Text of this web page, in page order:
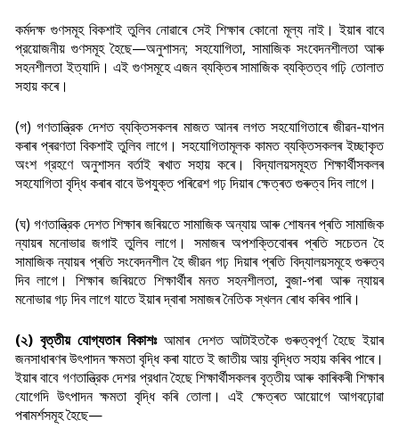
কর্মদক্ষ গুণসমূহ বিকশাই তুলিব নোৱাৰে সেই শিক্ষাৰ কোনো মূল্য নাই। ইয়াৰ বাবে
প্রয়োজনীয়গুণসমূহ হৈছে—অনুশাসন; সহযোগিতা, সামাজিক সংবেদনশীলতা আৰু
সহনশীলতা ইত্যাদি। এই গুণসমূহে এজন ব্যক্তিৰ সামাজিক ব্যক্তিত্ব গঢ়ি তোলাত
সহায় কৰে।
(গ) গণতান্ত্রিক দেশত ব্যক্তিসকলৰ মাজত আনৰ লগত সহযোগিতাৰে জীৱন-যাপন
কৰাৰ প্ৰৱণতা বিকশাই তুলিব লাগে। সহযোগিতামূলক কামত ব্যক্তিসকলৰ ইচ্ছাকৃত
অংশ গ্রহণে অনুশাসন বর্তাই ৰখাত সহায় কৰে। বিদ্যালয়সমূহত শিক্ষার্থীসকলৰ
সহযোগিতা বৃদ্ধি কৰাৰ বাবে উপযুক্ত পৰিৱেশ গঢ় দিয়াৰ ক্ষেত্ৰত গুৰুত্ব দিব লাগে।
(ঘ) গণতান্ত্রিক দেশত শিক্ষাৰ জৰিয়তে সামাজিক অন্যায় আৰু শোষনৰ প্ৰতি সামাজিক
ন্যায়ৰ মনোভাৱ জগাই তুলিব লাগে। সমাজৰ অপশক্তিবোৰৰ প্ৰতি সচেতন হৈ
সামাজিক ন্যায়ৰ প্ৰতি সংবেদনশীল হৈ জীৱন গঢ় দিয়াৰ প্ৰতি বিদ্যালয়সমূহে গুৰুত্ব
দিব লাগে। শিক্ষাৰ জৰিয়তে শিক্ষাৰ্থীৰ মনত সহনশীলতা, বুজা-পৰা আৰু ন্যায়ৰ
মনোভাৱ গঢ় দিব লাগে যাতে ইয়াৰ দ্বাৰা সমাজৰ নৈতিক স্খলন ৰোধ কৰিব পাৰি।
(২) বৃত্তীয় যোগ্যতাৰ বিকাশঃআমাৰ দেশত আটাইতকৈ গুৰুত্বপূৰ্ণ হৈছে ইয়াৰ
জনসাধাৰণৰ উৎপাদন ক্ষমতা বৃদ্ধি কৰা যাতে ই জাতীয় আয় বৃদ্ধিত সহায় কৰিব পাৰে।
ইয়াৰ বাবে গণতান্ত্রিক দেশর প্রধান হৈছে শিক্ষাৰ্থীসকলৰ বৃত্তীয় আৰু কাৰিকৰী শিক্ষাৰ
যোগেদি উৎপাদন ক্ষমতা বৃদ্ধি কৰি তোলা। এই ক্ষেত্ৰত আয়োগে আগবঢ়োৱা
পৰামর্শসমূহ হৈছে—